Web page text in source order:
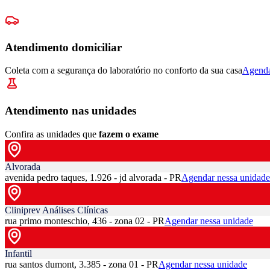
Atendimento domiciliar
Coleta com a segurança do laboratório no conforto da sua casa
Atendimento nas unidades
Confira as unidades que fazem o exame
Alvorada
avenida pedro taques, 1.926 - jd alvorada - PRAgendar nessa unidade
Cliniprev Análises Clínicas
rua primo monteschio, 436 - zona 02 - PRAgendar nessa unidade
Infantil
rua santos dumont, 3.385 - zona 01 - PRAgendar nessa unidade